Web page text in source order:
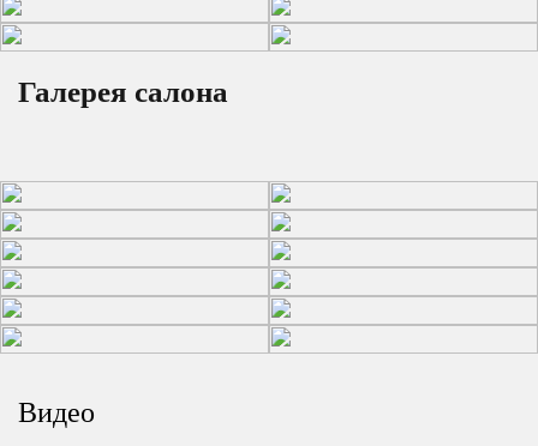
Галерея салона
Видео